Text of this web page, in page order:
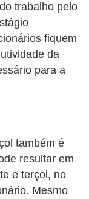
trabalho pelo
fiquem
da
para a
também é
resultar em
e terçol, no
Mesmo